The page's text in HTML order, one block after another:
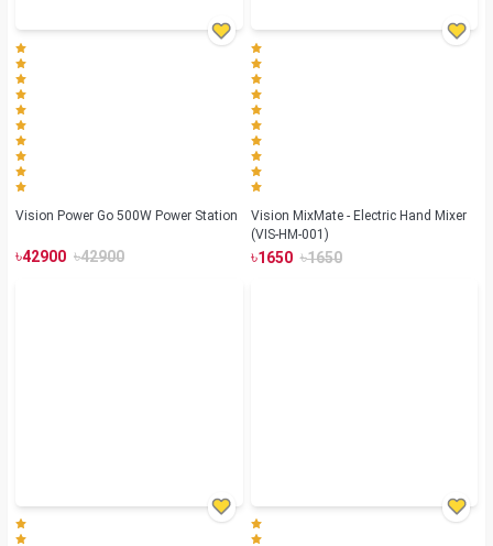
Vision Power Go 500W Power Station
৳42900 ৳42900
Vision MixMate - Electric Hand Mixer
(VIS-HM-001)
৳1650 ৳1650